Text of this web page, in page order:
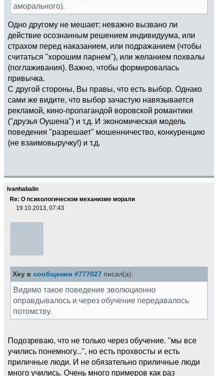
аморального).
Одно другому не мешает: неважно вызвано ли
действие осознанным решением индивидуума, или
страхом перед наказанием, или подражанием (чтобы
считаться "хорошим парнем"), или желанием похвалы
(поглаживания). Важно, чтобы формировалась
привычка.
С другой стороны, Вы правы, что есть выбор. Однако
сами же видите, что выбор зачастую навязывается
рекламой, кино-пропагандой воровской романтики
("друзья Оушена") и т.д. И экономическая модель
поведения "разрешает" мошенничество, конкуренцию
(не взаимовыручку!) и т.д.
ivanhabalin
Re: О психологическом механизме морали
19.10.2013, 07:43
Xey в сообщении #777027 писал(а):
Видимо такое поведение эволюционно
оправдывалось и через обучение передавалось
потомству.
Подозреваю, что не только через обучение. "мы все
учились понемногу...", но есть прохвосты и есть
приличные люди. И не обязательно приличные люди
много учились. Очень много примеров как раз